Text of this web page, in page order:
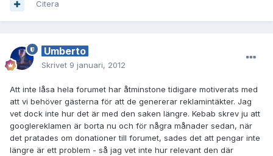
Citera
Umberto
Skrivet 9 januari, 2012
Att inte låsa hela forumet har åtminstone tidigare motiverats med
att vi behöver gästerna för att de genererar reklamintäkter. Jag
vet dock inte hur det är med den saken längre. Kebab skrev ju att
googlereklamen är borta nu och för några månader sedan, när
det pratades om donationer till forumet, sades det att pengar inte
längre är ett problem - så jag vet inte hur relevant den där